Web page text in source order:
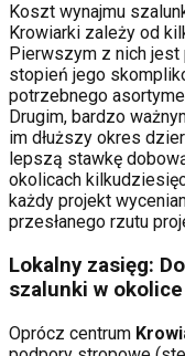
Koszt wynajmu
Krowiarki zależy od
Pierwszym z nich jest
stopień jego
potrzebnego
Drugim, bardzo
im dłuższy okres
lepszą stawkę
okolicach
każdy projekt
przesłanego rzutu
Lokalny zasięg:
szalunki w okolice
Oprócz centrum